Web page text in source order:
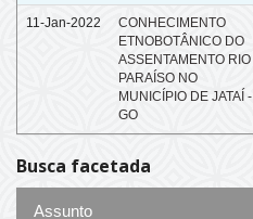
11-Jan-2022
CONHECIMENTO
ETNOBOTÂNICO DO
ASSENTAMENTO RIO
PARAÍSO NO
MUNICÍPIO DE JATAÍ -
GO
Busca facetada
Assunto